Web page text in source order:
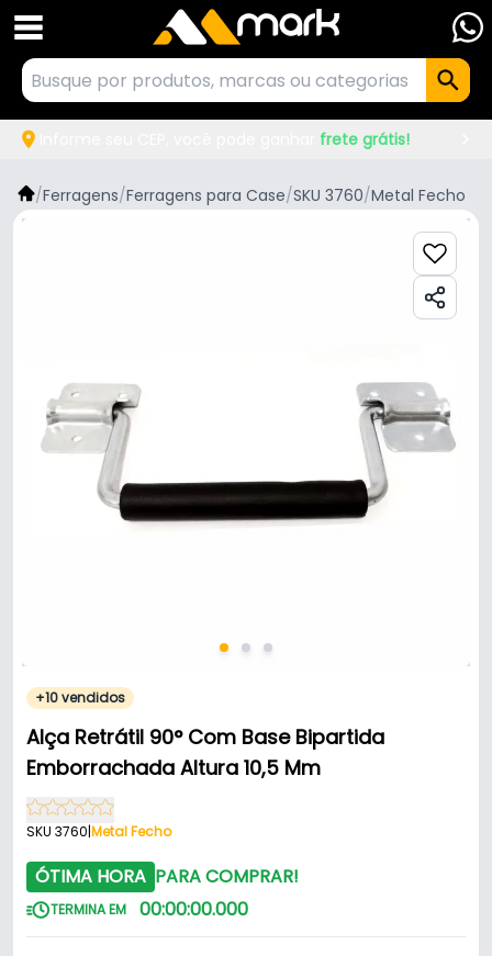
frete grátis!
/Ferragens/Ferragens para Case/SKU 3760/Metal Fecho
+10 vendidos
Alça Retrátil 90° Com Base Bipartida
Emborrachada Altura 10,5 Mm
SKU 3760|Metal Fecho
ÓTIMA HORA PARA COMPRAR!
TERMINA EM 00:00:00.000